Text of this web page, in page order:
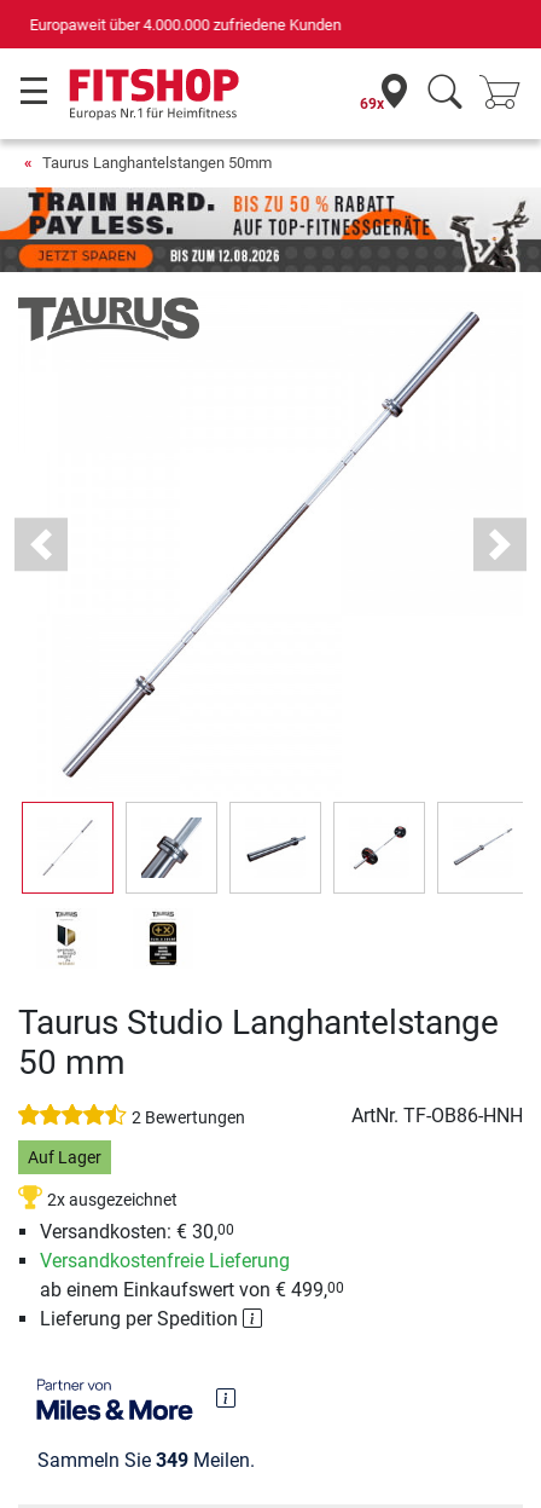
für Sportgeräte (n-tv+DISQ 2016-2024)
69x
Taurus Langhantelstangen 50mm
Previous Next
Taurus Studio Langhantelstange
50 mm
2 Bewertungen ArtNr. TF-OB86-HNH
Auf Lager
2x ausgezeichnet
Versandkosten: € 30,00
Versandkostenfreie Lieferung
ab einem Einkaufswert von € 499,00
Lieferung per Spedition
Sammeln Sie 349 Meilen.